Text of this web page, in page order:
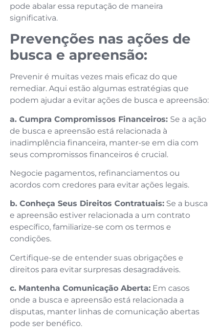
pode abalar essa reputação de maneira
significativa.
Prevenções nas ações de
busca e apreensão:
Prevenir é muitas vezes mais eficaz do que
remediar. Aqui estão algumas estratégias que
podem ajudar a evitar ações de busca e apreensão:
a. Cumpra Compromissos Financeiros: Se a ação
de busca e apreensão está relacionada à
inadimplência financeira, manter-se em dia com
seus compromissos financeiros é crucial.
Negocie pagamentos, refinanciamentos ou
acordos com credores para evitar ações legais.
b. Conheça Seus Direitos Contratuais: Se a busca
e apreensão estiver relacionada a um contrato
específico, familiarize-se com os termos e
condições.
Certifique-se de entender suas obrigações e
direitos para evitar surpresas desagradáveis.
c. Mantenha Comunicação Aberta: Em casos
onde a busca e apreensão está relacionada a
disputas, manter linhas de comunicação abertas
pode ser benéfico.